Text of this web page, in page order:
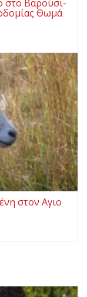
στο Βαρούσι-
Θωμά
στον Αγιο